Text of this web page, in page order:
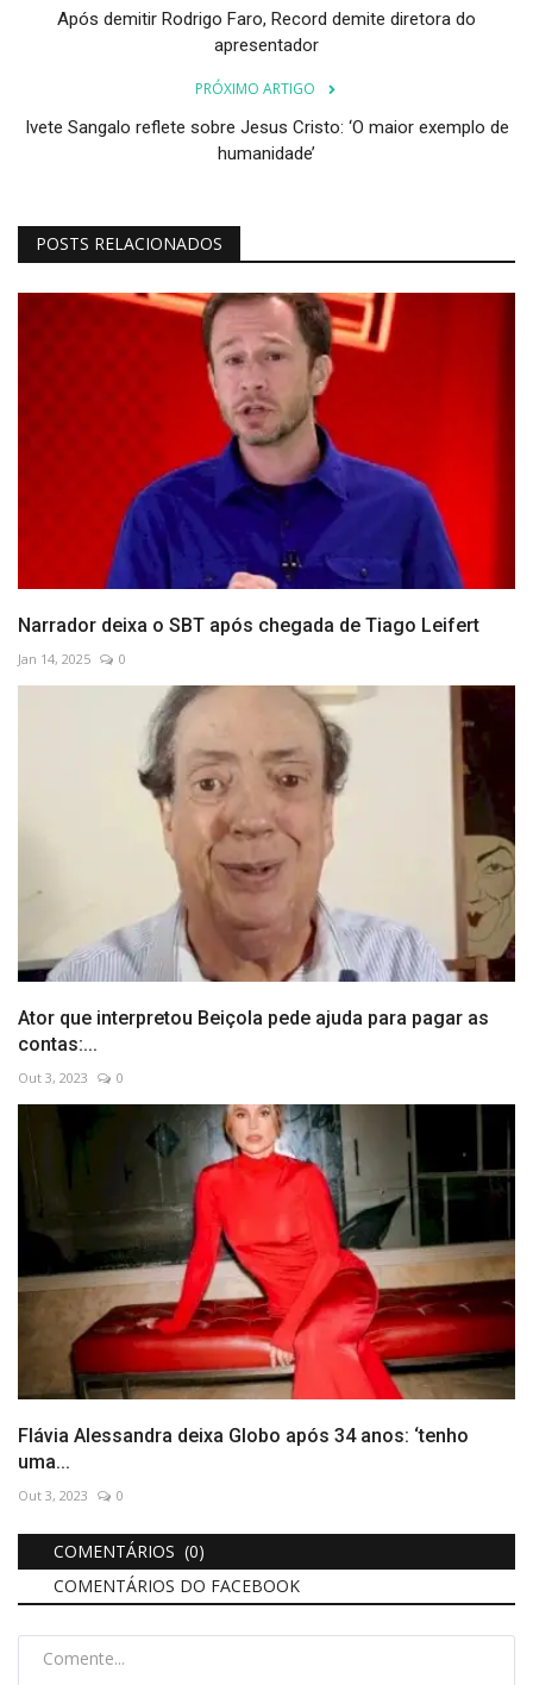
Após demitir Rodrigo Faro, Record demite diretora do
apresentador
PRÓXIMO ARTIGO
Ivete Sangalo reflete sobre Jesus Cristo: ‘O maior exemplo de
humanidade’
POSTS RELACIONADOS
Narrador deixa o SBT após chegada de Tiago Leifert
Jan 14, 2025 0
Ator que interpretou Beiçola pede ajuda para pagar as
contas:...
Out 3, 2023 0
Flávia Alessandra deixa Globo após 34 anos: ‘tenho
uma...
Out 3, 2023 0
COMENTÁRIOS (0)
COMENTÁRIOS DO FACEBOOK